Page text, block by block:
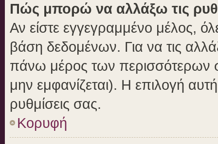
Πώς μπορώ να αλλάξω τις
Αν είστε εγγεγραμμένο μέλος,
βάση δεδομένων. Για να τις
πάνω μέρος των περισσότερων
μην εμφανίζεται). Η επιλογή
ρυθμίσεις σας.
Κορυφή